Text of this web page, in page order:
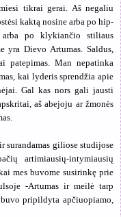
tikrai gerai. Aš negaliu
kaktą nosine arba po hip-
po klykiančio stiliaus
yra Dievo Artumas. Saldus,
patepimas. Man nepatinka
kai lyderis sprendžia apie
Gal kas nors gali jausti
aš abejoju ar žmonės
surandamas giliose studijose
artimiausių-intymiausių
mes buvome susirinkę prie
-Artumas ir meilė tarp
pripildyta apčiuopiamo,